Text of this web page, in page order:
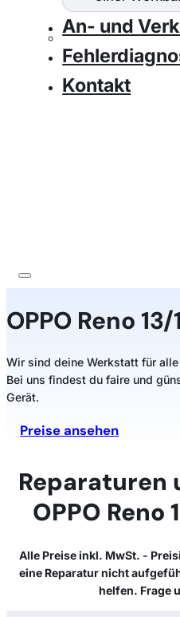
An- und
Kontakt
OPPO Reno
Wir sind deine Werkstatt für alle
Bei uns findest du faire und
Gerät.
Preise ansehen
Reparaturen
OPPO Reno
Alle Preise inkl. MwSt. -
eine Reparatur nicht
helfen. Frage